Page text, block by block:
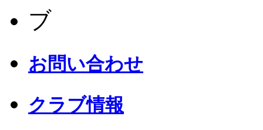
お問い合わせ
クラブ情報